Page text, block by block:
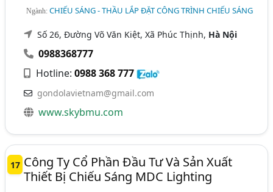
Ngành:CHIẾU SÁNG - THẦU LẮP ĐẶT CÔNG TRÌNH CHIẾU SÁNG
Số 26, Đường Võ Văn Kiệt, Xã Phúc Thịnh, Hà Nội
0988368777
Hotline:0988 368 777
gondolavietnam@gmail.com
www.skybmu.com
17 Công Ty Cổ Phần Đầu Tư Và Sản Xuất
Thiết Bị Chiếu Sáng MDC Lighting